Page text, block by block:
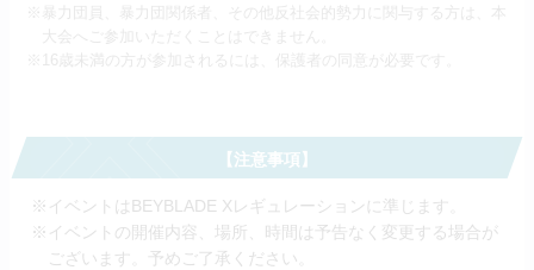
※暴力団員、暴力団関係者、その他反社会的勢力に関与する方は、本
大会へご参加いただくことはできません。
※16歳未満の方が参加されるには、保護者の同意が必要です。
【注意事項】
※イベントはBEYBLADE Xレギュレーションに準じます。
※イベントの開催内容、場所、時間は予告なく変更する場合が
ございます。予めご了承ください。